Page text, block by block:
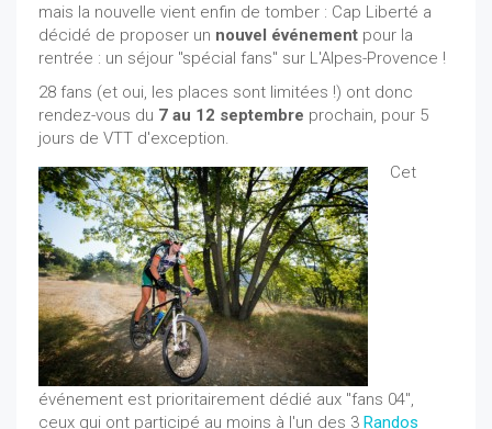
mais la nouvelle vient enfin de tomber : Cap Liberté a
décidé de proposer un nouvel événement pour la
rentrée : un séjour "spécial fans" sur L'Alpes-Provence !
28 fans (et oui, les places sont limitées !) ont donc
rendez-vous du 7 au 12 septembre prochain, pour 5
jours de VTT d'exception.
Cet
événement est prioritairement dédié aux "fans 04",
ceux qui ont participé au moins à l'un des 3 Randos